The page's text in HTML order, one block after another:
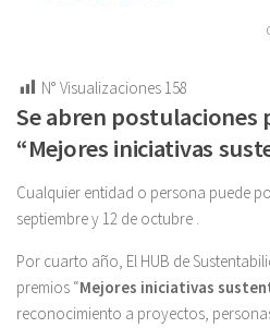
N° Visualizaciones 158
Se abren postulaciones
“Mejores iniciativas
Cualquier entidad o persona puede
septiembre y 12 de octubre .
Por cuarto año, El HUB de
premios “Mejores iniciativas
reconocimiento a proyectos,